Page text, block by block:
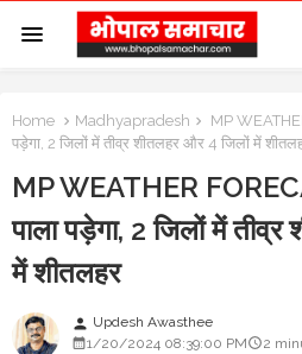
Home Madhyapradesh
MP
पड़ेगा, 2 जिलों में तीव्र शीतलहर और 4 जिलों में
MP WEATHER
पाला पड़ेगा, 2 जिलों में
में शीतलहर
person Updesh Awasthee
1/20/2024 08:39:00 PM
2